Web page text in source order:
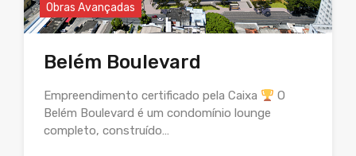
Obras Avançadas
Belém Boulevard
Empreendimento certificado pela Caixa
O
Belém Boulevard é um condomínio lounge
completo, construído…